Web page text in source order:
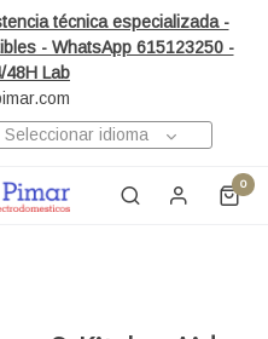
técnica especializada -
- WhatsApp 615123250 -
48H Lab
Seleccionar idioma
0